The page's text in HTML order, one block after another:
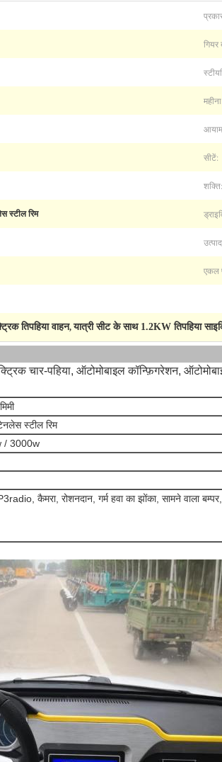
गियर
महीना:
सीटें:
शक्ति:
स्टील रिम
एकल
तिपहिया वाहन,यात्री सीट के साथ 1.2KW तिपहिया
चार-पहिया, ऑटोमोबाइल कॉन्फ़िगरेशन,
स्टील रिम
/ 3000w
कैमरा, रोशनदान, गर्म हवा का झोंका, सामने वाला